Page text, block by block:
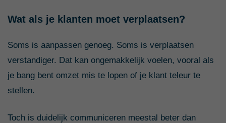
Wat als je klanten moet verplaatsen?
Soms is aanpassen genoeg. Soms is verplaatsen
verstandiger. Dat kan ongemakkelijk voelen, vooral als
je bang bent omzet mis te lopen of je klant teleur te
stellen.
Toch is duidelijk communiceren meestal beter dan